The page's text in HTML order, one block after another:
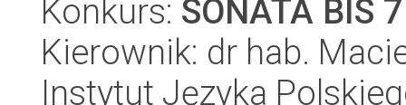
Konkurs: SONATA BIS 7
Kierownik: dr hab.
Instytut Języka